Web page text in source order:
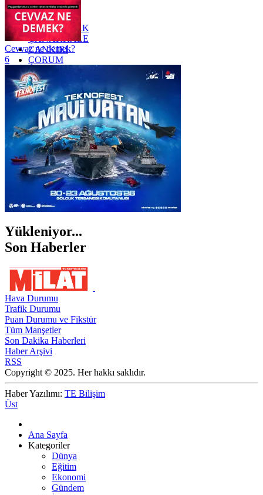
YALOVA
YOZGAT
ZONGULDAK
ÇANAKKALE
ÇANKIRI
ÇORUM
İSTANBUL
İZMİR
ŞANLIURFA
ŞIRNAK
Cevvaz ne demek?
6
Yükleniyor...
Son Haberler
Hava Durumu
Trafik Durumu
Puan Durumu ve Fikstür
Tüm Manşetler
Son Dakika Haberleri
Haber Arşivi
RSS
Copyright © 2025. Her hakkı saklıdır.
Haber Yazılımı: TE Bilişim
Üst
Ana Sayfa
Kategoriler
Dünya
Eğitim
Ekonomi
Gündem